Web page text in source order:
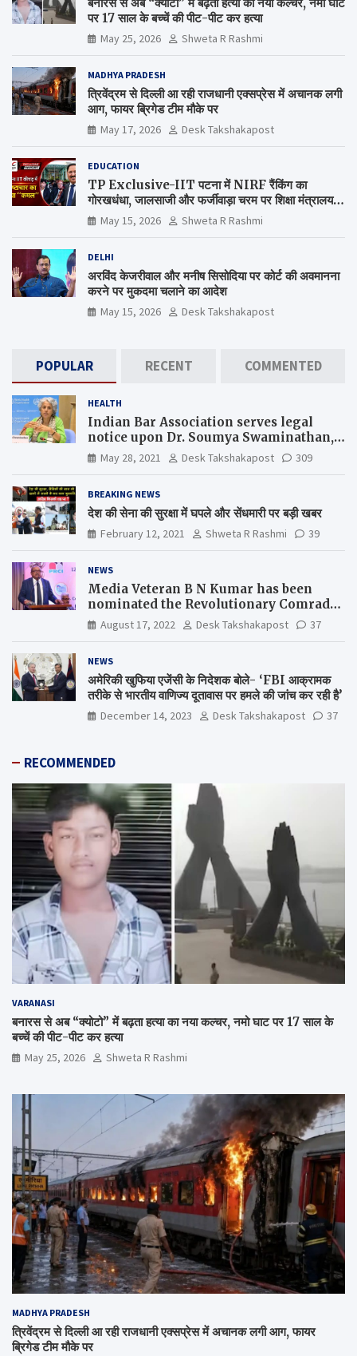
पर 17 साल के बच्चें की पीट-पीट कर हत्या
May 25, 2026 Shweta R Rashmi
MADHYA PRADESH
त्रिवेंद्रम से दिल्ली आ रही राजधानी एक्सप्रेस में अचानक लगी
आग, फायर ब्रिगेड टीम मौके पर
May 17, 2026 Desk Takshakapost
EDUCATION
TP Exclusive-IIT पटना में NIRF रैंकिंग का
गोरखधंधा, जालसाजी और फर्जीवाड़ा चरम पर शिक्षा मंत्रालय
कब जागेगा ?
May 15, 2026 Shweta R Rashmi
DELHI
अरविंद केजरीवाल और मनीष सिसोदिया पर कोर्ट की अवमानना
करने पर मुकदमा चलाने का आदेश
May 15, 2026 Desk Takshakapost
POPULAR RECENT COMMENTED
HEALTH
Indian Bar Association serves legal
notice upon Dr. Soumya Swaminathan,
the Chief Scientist, WHO
May 28, 2021 Desk Takshakapost 309
BREAKING NEWS
देश की सेना की सुरक्षा में घपले और सेंधमारी पर बड़ी खबर
February 12, 2021 Shweta R Rashmi 39
NEWS
Media Veteran B N Kumar has been
nominated the Revolutionary Comrade
Shiv Varma Media Award 2022-23
August 17, 2022 Desk Takshakapost 37
NEWS
अमेरिकी खुफिया एजेंसी के निदेशक बोले- ‘FBI आक्रामक
तरीके से भारतीय वाणिज्य दूतावास पर हमले की जांच कर रही है’
December 14, 2023 Desk Takshakapost 37
RECOMMENDED
VARANASI
बनारस से अब “क्योटो” में बढ़ता हत्या का नया कल्चर, नमो घाट पर 17 साल के
बच्चें की पीट-पीट कर हत्या
May 25, 2026 Shweta R Rashmi
MADHYA PRADESH
त्रिवेंद्रम से दिल्ली आ रही राजधानी एक्सप्रेस में अचानक लगी आग, फायर
ब्रिगेड टीम मौके पर